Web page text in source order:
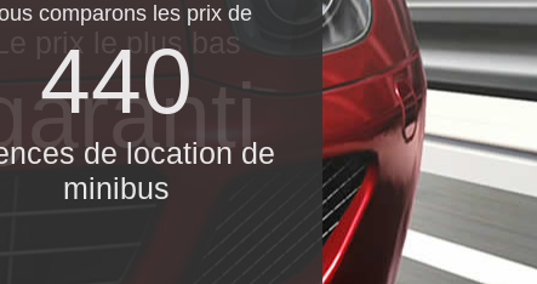
comparons les prix de
440
de location de
minibus
Le prix le​ plus bas